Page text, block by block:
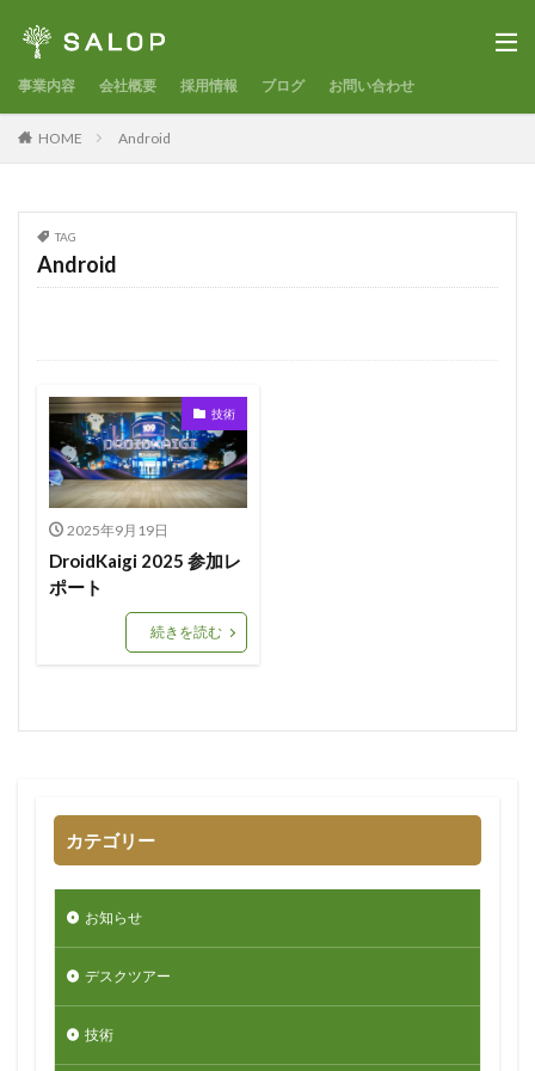
事業内容 会社概要 採用情報 ブログ お問い合わせ
HOME Android
TAG
Android
技術
2025年9月19日
DroidKaigi 2025 参加レ
ポート
続きを読む
カテゴリー
お知らせ
デスクツアー
技術